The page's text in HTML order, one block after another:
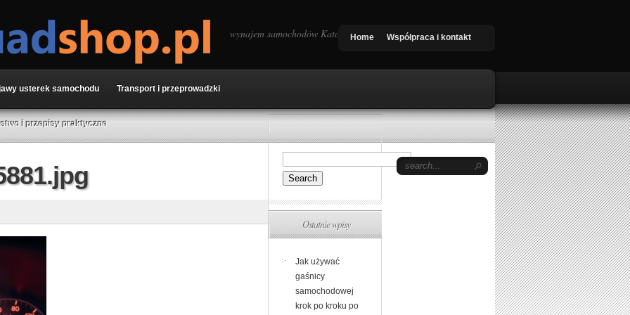
wynajem samochodów Katowice, Nowy Targ. Quad shop
Home Współpraca i kontakt
usterek samochodu Transport i przeprowadzki
i przepisy praktyczne
Ostatnie wpisy
Jak używać
gaśnicy
samochodowej
krok po kroku po